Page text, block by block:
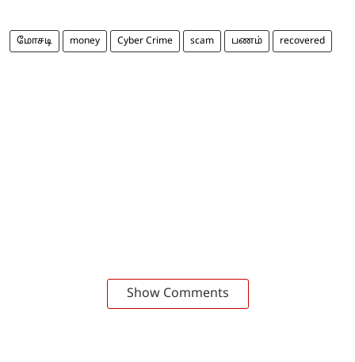
மோசடி money Cyber Crime scam பணம் recovered
Show Comments